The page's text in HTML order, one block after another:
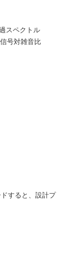
スペクトル
号対雑音比
り、高いラ
分解能のオ
高分解能ス
Black
器向け装置
すると、設計プ